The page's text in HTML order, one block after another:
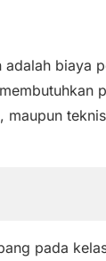
biaya
pada